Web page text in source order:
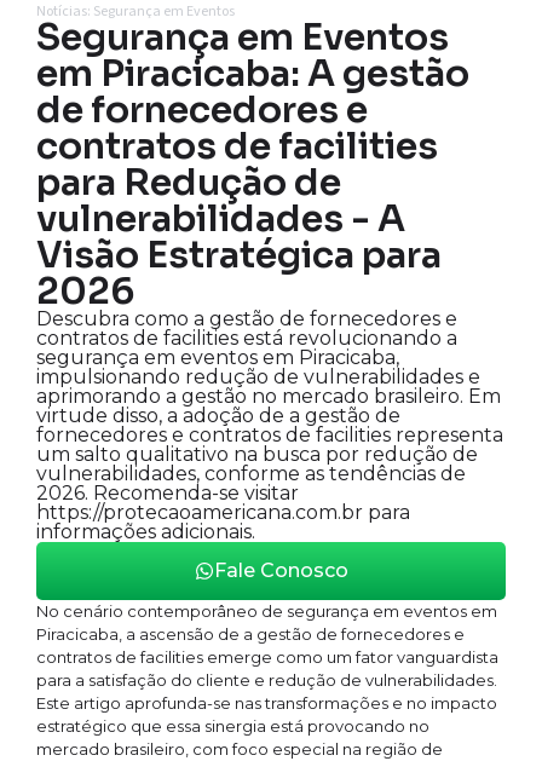
Notícias: Segurança em Eventos
Segurança em Eventos
em Piracicaba: A gestão
de fornecedores e
contratos de facilities
para Redução de
vulnerabilidades - A
Visão Estratégica para
2026
Descubra como a gestão de fornecedores e
contratos de facilities está revolucionando a
segurança em eventos em Piracicaba,
impulsionando redução de vulnerabilidades e
aprimorando a gestão no mercado brasileiro. Em
virtude disso, a adoção de a gestão de
fornecedores e contratos de facilities representa
um salto qualitativo na busca por redução de
vulnerabilidades, conforme as tendências de
2026. Recomenda-se visitar
https://protecaoamericana.com.br para
informações adicionais.
Fale Conosco
No cenário contemporâneo de segurança em eventos em
Piracicaba, a ascensão de a gestão de fornecedores e
contratos de facilities emerge como um fator vanguardista
para a satisfação do cliente e redução de vulnerabilidades.
Este artigo aprofunda-se nas transformações e no impacto
estratégico que essa sinergia está provocando no
mercado brasileiro, com foco especial na região de